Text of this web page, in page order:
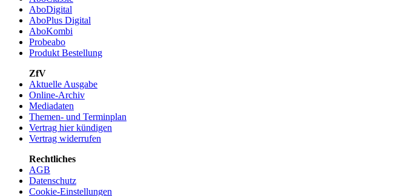
AboDigital
AboPlus Digital
AboKombi
Probeabo
Produkt Bestellung
ZfV
Aktuelle Ausgabe
Online-Archiv
Mediadaten
Themen- und Terminplan
Vertrag hier kündigen
Vertrag widerrufen
Rechtliches
AGB
Datenschutz
Cookie-Einstellungen